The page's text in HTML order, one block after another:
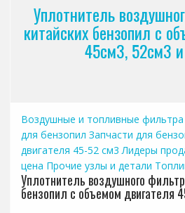
Уплотнитель
китайских бензопил с
45см3, 52см3
Воздушные и топливные фильтра
для бензопил Запчасти для
двигателя 45-52 см3 Лидеры
цена Прочие узлы и детали
Уплотнитель воздушного
бензопил с объемом двигателя